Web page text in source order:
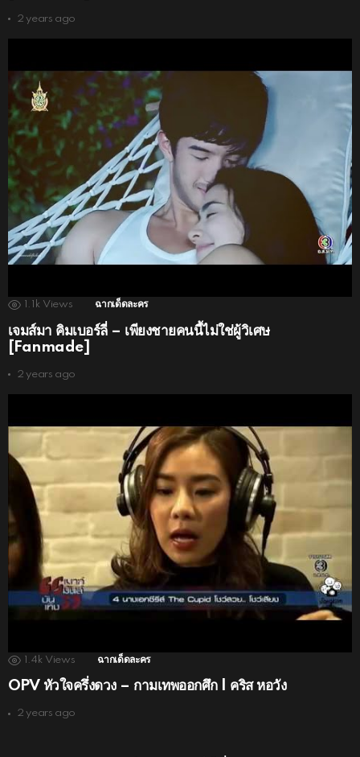
2 years ago
1.1k Views ฉากเด็ดละคร
เจมส์มา คิมเบอร์ลี่ – เพียงชายคนนี้ไม่ใช่ผู้วิเศษ
[Fanmade]
2 years ago
1.4k Views ฉากเด็ดละคร
OPV หัวใจครึ่งดวง – กามเทพออกศึก | คริส หอวัง
2 years ago